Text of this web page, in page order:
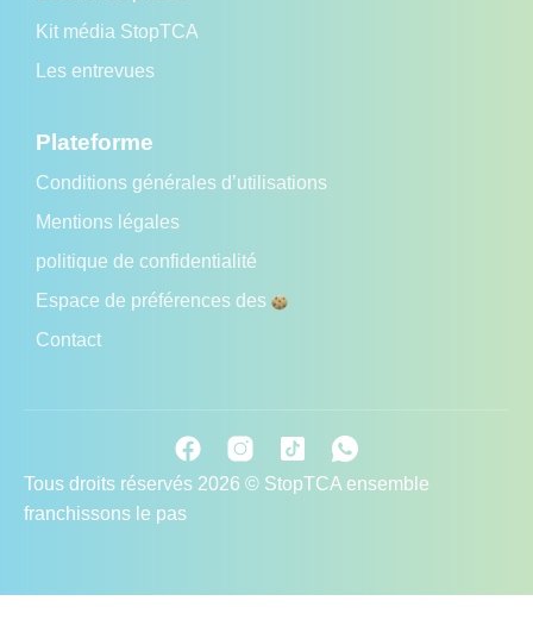
Kit média StopTCA
Les entrevues
Plateforme
Conditions générales d’utilisations
Mentions légales
politique de confidentialité
Espace de préférences des
Contact
Tous droits réservés 2026 © StopTCA ensemble
franchissons le pas